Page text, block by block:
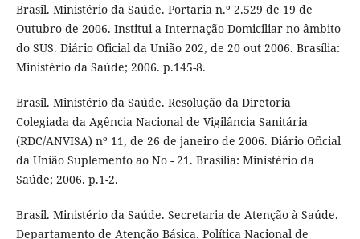
Brasil. Ministério da Saúde. Portaria n.º 2.529 de 19 de
Outubro de 2006. Institui a Internação Domiciliar no âmbito
do SUS. Diário Oficial da União 202, de 20 out 2006. Brasília:
Ministério da Saúde; 2006. p.145-8.
Brasil. Ministério da Saúde. Resolução da Diretoria
Colegiada da Agência Nacional de Vigilância Sanitária
(RDC/ANVISA) nº 11, de 26 de janeiro de 2006. Diário Oficial
da União Suplemento ao No - 21. Brasília: Ministério da
Saúde; 2006. p.1-2.
Brasil. Ministério da Saúde. Secretaria de Atenção à Saúde.
Departamento de Atenção Básica. Política Nacional de